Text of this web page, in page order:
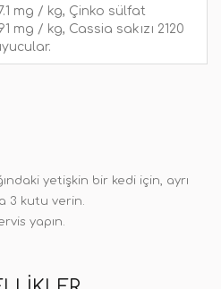
mg / kg, Çinko sülfat
mg / kg, Cassia sakızı 2120
yetişkin bir kedi için, ayrı
3 kutu verin.
yapın.